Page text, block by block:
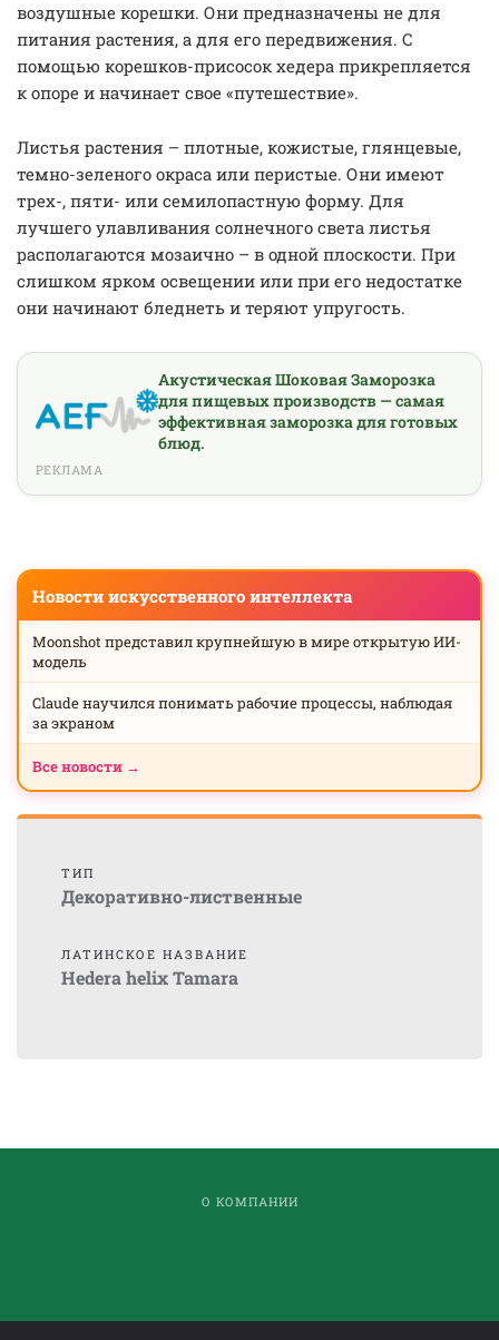
воздушные корешки. Они предназначены не для
питания растения, а для его передвижения. С
помощью корешков-присосок хедера прикрепляется
к опоре и начинает свое «путешествие».
Листья растения – плотные, кожистые, глянцевые,
темно-зеленого окраса или перистые. Они имеют
трех-, пяти- или семилопастную форму. Для
лучшего улавливания солнечного света листья
располагаются мозаично – в одной плоскости. При
слишком ярком освещении или при его недостатке
они начинают бледнеть и теряют упругость.
Акустическая Шоковая Заморозка
для пищевых производств — самая
эффективная заморозка для готовых
блюд.
РЕКЛАМА
Новости искусственного интеллекта
Moonshot представил крупнейшую в мире открытую ИИ-
модель
Claude научился понимать рабочие процессы, наблюдая
за экраном
Все новости →
ТИП
Декоративно-лиственные
ЛАТИНСКОЕ НАЗВАНИЕ
Hedera helix Tamara
О КОМПАНИИ